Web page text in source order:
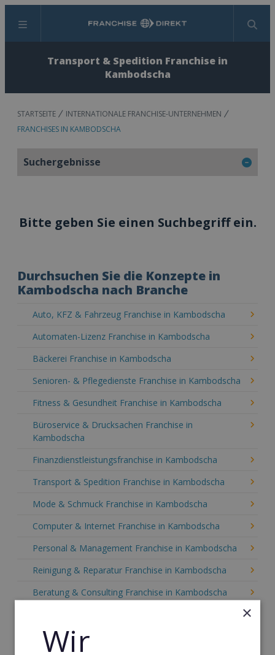
Menü Suchen
Transport & Spedition Franchise in
Kambodscha
STARTSEITE
INTERNATIONALE FRANCHISE-UNTERNEHMEN
FRANCHISES IN KAMBODSCHA
Suchergebnisse
Bitte geben Sie einen Suchbegriff ein.
Durchsuchen Sie die Konzepte in
Kambodscha nach Branche
Auto, KFZ & Fahrzeug Franchise in Kambodscha
Automaten-Lizenz Franchise in Kambodscha
Bäckerei Franchise in Kambodscha
Senioren- & Pflegedienste Franchise in Kambodscha
Fitness & Gesundheit Franchise in Kambodscha
Büroservice & Drucksachen Franchise in
Kambodscha
Finanzdienstleistungsfranchise in Kambodscha
Transport & Spedition Franchise in Kambodscha
Mode & Schmuck Franchise in Kambodscha
Computer & Internet Franchise in Kambodscha
Personal & Management Franchise in Kambodscha
Reinigung & Reparatur Franchise in Kambodscha
Beratung & Consulting Franchise in Kambodscha
Einzelhandel Franchise in Kambodscha
×
Wir